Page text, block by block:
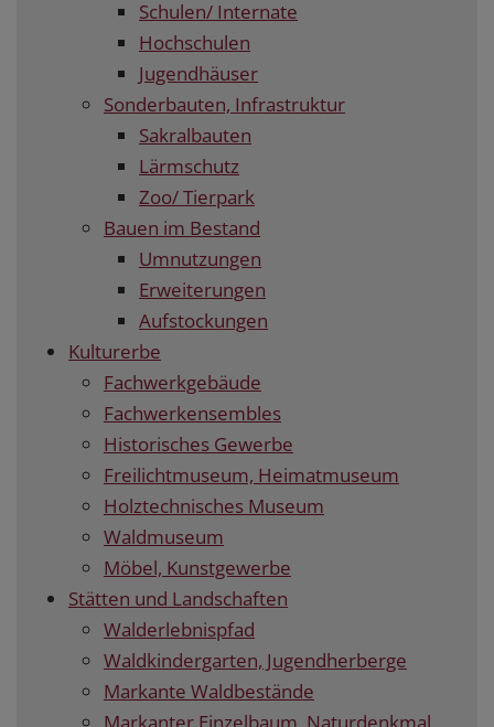
Schulen/ Internate
Hochschulen
Jugendhäuser
Sonderbauten, Infrastruktur
Sakralbauten
Lärmschutz
Zoo/ Tierpark
Bauen im Bestand
Umnutzungen
Erweiterungen
Aufstockungen
Kulturerbe
Fachwerkgebäude
Fachwerkensembles
Historisches Gewerbe
Freilichtmuseum, Heimatmuseum
Holztechnisches Museum
Waldmuseum
Möbel, Kunstgewerbe
Stätten und Landschaften
Walderlebnispfad
Waldkindergarten, Jugendherberge
Markante Waldbestände
Markanter Einzelbaum, Naturdenkmal